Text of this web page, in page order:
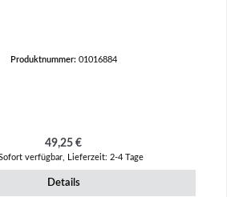
Produktnummer: 01016884
Regulärer Preis:
49,25 €
verfügbar, Lieferzeit: 2-4 Tage
Details